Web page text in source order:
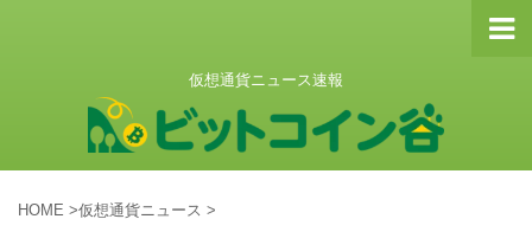
仮想通貨ニュース速報
HOME >仮想通貨ニュース >